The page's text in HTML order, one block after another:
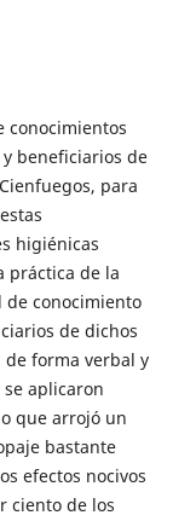
conocimientos
beneficiarios de
para
higiénicas
práctica de la
de conocimiento
de dichos
de forma verbal y
aplicaron
que arrojó un
bastante
efectos nocivos
ciento de los